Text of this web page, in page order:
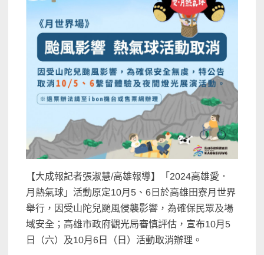
【大成報記者張淑慧/高雄報導】「2024高雄愛．
月熱氣球」活動原定10月5、6日於高雄田寮月世界
舉行，因受山陀兒颱風侵襲影響，為確保民眾及場
域安全；高雄市政府觀光局審慎評估，宣布10月5
日（六）及10月6日（日）活動取消辦理。